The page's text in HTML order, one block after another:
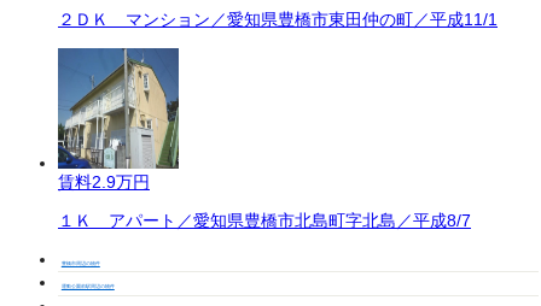
２ＤＫ マンション／愛知県豊橋市東田仲の町／平成11/1
賃料2.9万円
１Ｋ アパート／愛知県豊橋市北島町字北島／平成8/7
豊橋市周辺の物件
運動公園前駅周辺の物件